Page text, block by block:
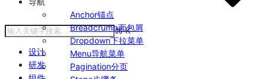
⌘K
设计
研发
Anchor锚点
Breadcrumb面包屑
Dropdown下拉菜单
Menu导航菜单
Pagination分页